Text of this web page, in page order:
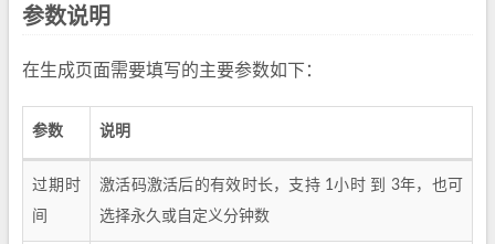
参数说明
在生成页面需要填写的主要参数如下：
参数 说明
过期时
间
激活码激活后的有效时长，支持 1小时 到 3年，也可
选择永久或自定义分钟数